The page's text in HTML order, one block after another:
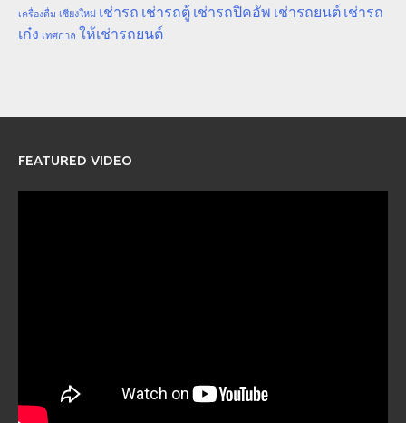
เครื่องดื่ม เชียงใหม่ เช่ารถ เช่ารถตู้ เช่ารถปิคอัพ เช่ารถยนต์ เช่ารถ
เก๋ง เทศกาล ให้เช่ารถยนต์
FEATURED VIDEO